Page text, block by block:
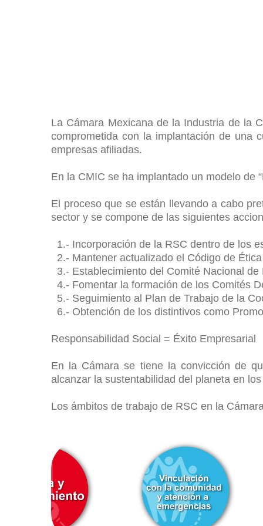
La Cámara Mexicana de la Industria de la
comprometida con la implantación de una
empresas afiliadas.
En la CMIC se ha implantado un modelo de
El proceso que se están llevando a cabo
sector y se compone de las siguientes
1.- Incorporación de la RSC dentro de los
2.- Mantener actualizado el Código de
3.- Establecimiento del Comité Nacional
4.- Fomentar la formación de los Comités
5.- Seguimiento al Plan de Trabajo de la
6.- Obtención de los distintivos como
Responsabilidad Social = Éxito Empresarial
En la Cámara se tiene la convicción de
alcanzar la sustentabilidad del planeta en
Los ámbitos de trabajo de RSC en la